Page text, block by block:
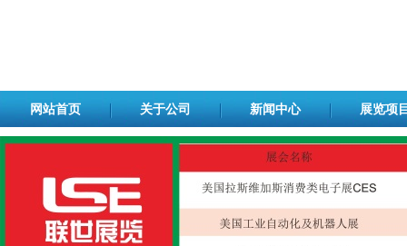
网站首页 关于公司 新闻中心 展览项